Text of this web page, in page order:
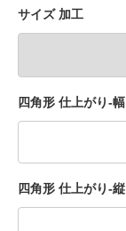
サイズ 加工
四角形 仕上がり-幅
四角形 仕上がり-縦